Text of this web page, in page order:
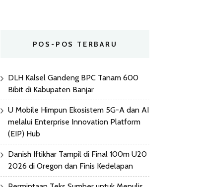
POS-POS TERBARU
DLH Kalsel Gandeng BPC Tanam 600
Bibit di Kabupaten Banjar
U Mobile Himpun Ekosistem 5G-A dan AI
melalui Enterprise Innovation Platform
(EIP) Hub
Danish Iftikhar Tampil di Final 100m U20
2026 di Oregon dan Finis Kedelapan